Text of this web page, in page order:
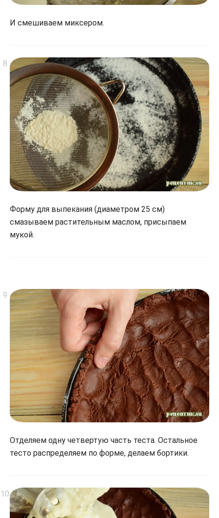
И смешиваем миксером.
Форму для выпекания (диаметром 25 см)
смазываем растительным маслом, присыпаем
мукой.
Отделяем одну четвертую часть теста. Остальное
тесто распределяем по форме, делаем бортики.